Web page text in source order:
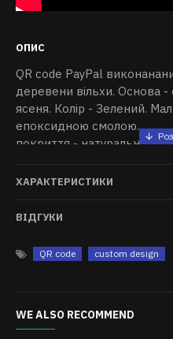
ОПИС
QR code PayPal
деревени вільхи. Основа -
ясеня. Колір - Зелений.
епоксидною смолою.
покриття - натуральне
Ми можемо зробити будь
ресторана, WI-FI, QR код
Ви можете вибрати колір
сайту.
ХАРАКТЕРИСТИКИ
ВІДГУКИ
QR code custom design
WE ALSO RECOMMEND